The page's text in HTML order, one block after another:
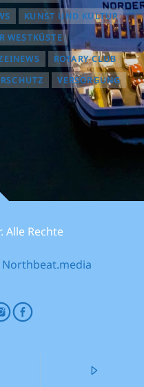
KUNST UND KULTUR
WESTKÜSTE
ROTARY CLUB
VERSORGUNG
Alle Rechte
Northbeat.media